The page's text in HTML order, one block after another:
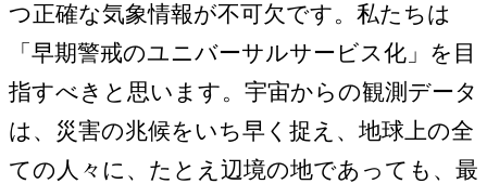
つ正確な気象情報が不可欠です。私たちは
「早期警戒のユニバーサルサービス化」を目
指すべきと思います。宇宙からの観測データ
は、災害の兆候をいち早く捉え、地球上の全
ての人々に、たとえ辺境の地であっても、最